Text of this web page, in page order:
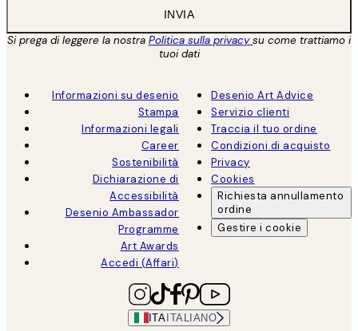
INVIA
Si prega di leggere la nostra Politica sulla privacysu come trattiamo i
tuoi dati
Informazioni su desenio
Stampa
Informazioni legali
Career
Sostenibilità
Dichiarazione di
Accessibilità
Desenio Ambassador
Programme
Art Awards
Accedi (Affari)
Desenio Art Advice
Servizio clienti
Traccia il tuo ordine
Condizioni di acquisto
Privacy
Cookies
Richiesta annullamento
ordine
Gestire i cookie
ITA ITALIANO